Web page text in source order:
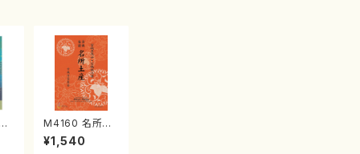
M4160 名所土
産《箏曲楽譜》
（箏/宮城喜代
¥1,540